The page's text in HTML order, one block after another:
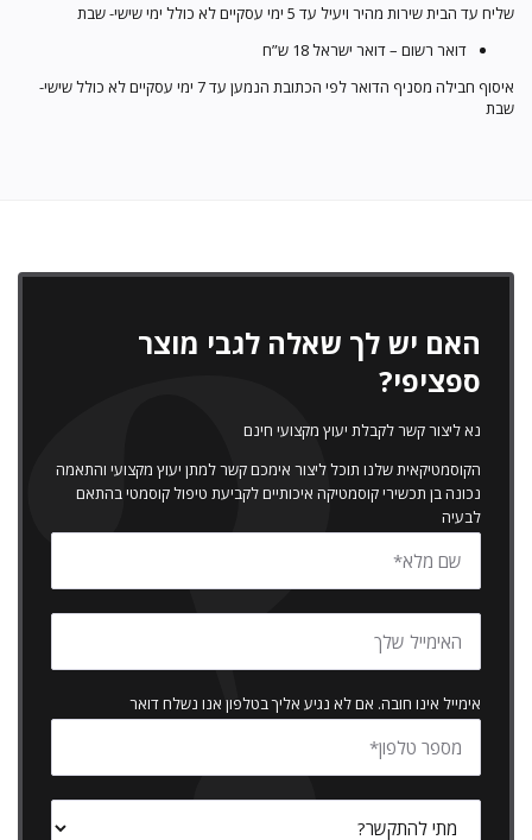
שליח עד הבית שירות מהיר ויעיל עד 5 ימי עסקיים לא כולל ימי שישי- שבת
דואר רשום – דואר ישראל 18 ש”ח
איסוף חבילה מסניף הדואר לפי הכתובת הנמען עד 7 ימי עסקיים לא כולל שישי-
שבת
האם יש לך שאלה לגבי מוצר
ספציפי?
נא ליצור קשר לקבלת יעוץ מקצועי חינם
הקוסמטיקאית שלנו תוכל ליצור אימכם קשר למתן יעוץ מקצועי והתאמה
נכונה בן תכשירי קוסמטיקה איכותיים לקביעת טיפול קוסמטי בהתאם
לבעיה
אימייל אינו חובה. אם לא נגיע אליך בטלפון אנו נשלח דואר